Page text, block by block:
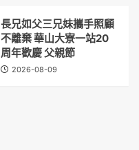
長兄如父三兄妹攜手照顧
不離棄 華山大寮一站20
周年歡慶 父親節
2026-08-09